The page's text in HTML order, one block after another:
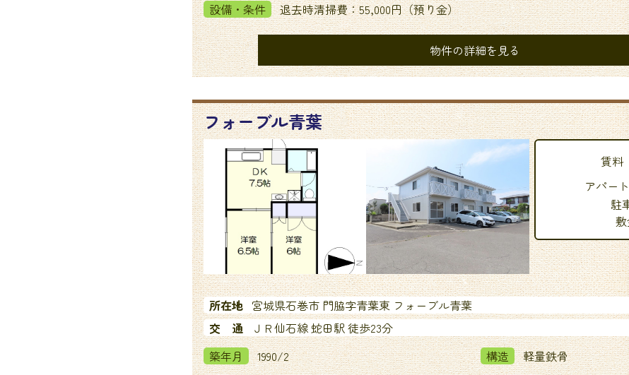
設備・条件
退去時清掃費：55,000円（預り金）
物件の詳細を見る
フォーブル青葉
賃料
アパー
駐
敷
所在地 宮城県石巻市 門脇字青葉東 フォーブル青葉
交 通
ＪＲ仙石線 蛇田駅 徒歩23分
築年月
1990/2 構造
軽量鉄骨